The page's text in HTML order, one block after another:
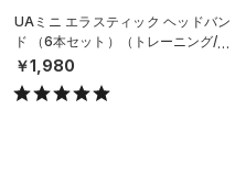
UAミニ エラスティック ヘッドバン
ド （6本セット）（トレーニング/W
OMEN）
￥1,980